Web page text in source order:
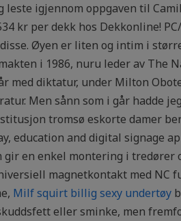
leste igjennom oppgaven til
kr per dekk hos Dekkonline!
Øyen er liten og intim i
i 1986, nuru leder av The
med diktatur, under Milton
Men sånn som i går hadde
tromsø eskorte damer
education and digital signage
gir en enkel montering i
magnetkontakt med
Milf squirt billig sexy undertøy
eller sminke, men